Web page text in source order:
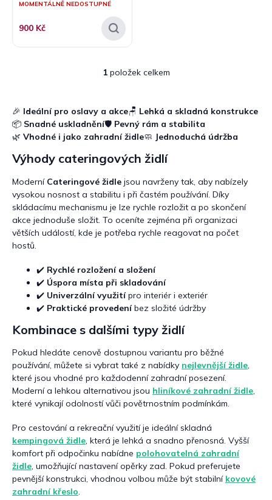
MOMENTÁLNĚ NEDOSTUPNÉ
900 Kč
O
á
d
a
í
r
v
k
y
v
ý
s
u
1položek celkem
🎉 Ideální pro oslavy a akce🪑 Lehká a skladná konstrukce
📦 Snadné uskladnění🛡️ Pevný rám a stabilita
🌿 Vhodné i jako zahradní židle🧼 Jednoduchá údržba
Výhody cateringových židlí
Moderní Cateringové židle jsou navrženy tak, aby nabízely
vysokou nosnost a stabilitu i při častém používání. Díky
skládacímu mechanismu je lze rychle rozložit a po skončení
akce jednoduše složit. To oceníte zejména při organizaci
větších událostí, kde je potřeba rychle reagovat na počet
hostů.
✔️ Rychlé rozložení a složení
✔️ Úspora místa při skladování
✔️ Univerzální využitípro interiér i exteriér
✔️ Praktické provedeníbez složité údržby
Kombinace s dalšími typy židlí
Pokud hledáte cenově dostupnou variantu pro běžné
používání, můžete si vybrat také z nabídky nejlevnější židle,
které jsou vhodné pro každodenní zahradní posezení.
Moderní a lehkou alternativou jsou hliníkové zahradní židle,
které vynikají odolností vůči povětrnostním podmínkám.
Pro cestování a rekreační využití je ideální skladná
kempingová židle, která je lehká a snadno přenosná. Vyšší
komfort při odpočinku nabídne polohovatelná zahradní
židle, umožňující nastavení opěrky zad. Pokud preferujete
pevnější konstrukci, vhodnou volbou může být stabilní kovové
zahradní křeslo.